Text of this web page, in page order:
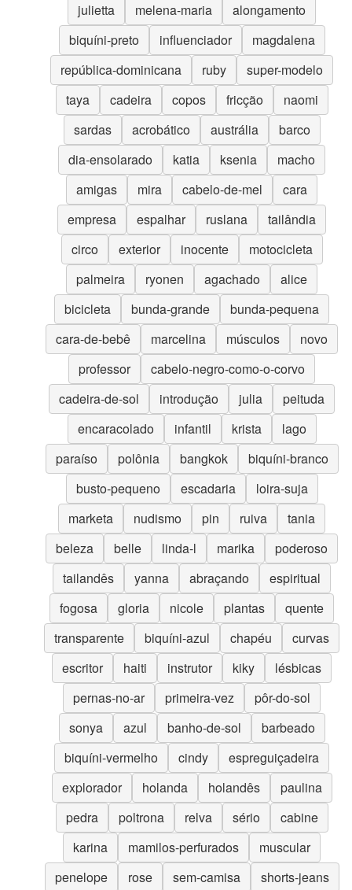
julietta melena-maria
alongamento
biquíni-preto
influenciador
magdalena
república-dominicana
ruby
super-modelo
taya
cadeira copos fricção
naomi
sardas
acrobático austrália
barco
dia-ensolarado
katia ksenia
macho
amigas
mira cabelo-de-mel
cara
empresa
espalhar ruslana
tailândia
circo
exterior inocente
motocicleta
palmeira
ryonen agachado
alice
bicicleta
bunda-grande
bunda-pequena
cara-de-bebê
marcelina músculos
novo
professor
cabelo-negro-como-o-corvo
cadeira-de-sol
introdução julia
peituda
encaracolado
infantil krista
lago
paraíso
polônia bangkok
biquíni-branco
busto-pequeno
escadaria
loira-suja
marketa
nudismo pin ruiva
tania
beleza
belle linda-l marika
poderoso
tailandês
yanna abraçando
espiritual
fogosa
gloria nicole plantas
quente
transparente
biquíni-azul chapéu
curvas
escritor
haiti instrutor kiky
lésbicas
pernas-no-ar
primeira-vez
pôr-do-sol
sonya
azul banho-de-sol
barbeado
biquíni-vermelho
cindy
espreguiçadeira
explorador
holanda holandês
paulina
pedra
poltrona relva sério
cabine
karina
mamilos-perfurados
muscular
penelope
rose sem-camisa
shorts-jeans